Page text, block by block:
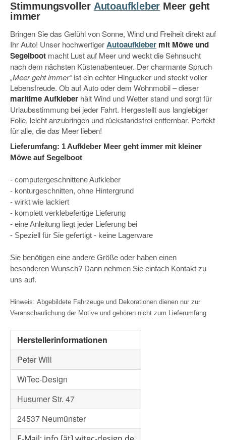
Stimmungsvoller Autoaufkleber Meer geht
immer
Bringen Sie das Gefühl von Sonne, Wind und Freiheit direkt auf
Ihr Auto! Unser hochwertigerAutoaufkleber mit Möwe und
Segelboot macht Lust auf Meer und weckt die Sehnsucht
nach dem nächsten Küstenabenteuer. Der charmante Spruch
„Meer geht immer“ist ein echter Hingucker und steckt voller
Lebensfreude. Ob auf Auto oder dem Wohnmobil – dieser
maritime Aufkleber hält Wind und Wetter stand und sorgt für
Urlaubsstimmung bei jeder Fahrt. Hergestellt aus langlebiger
Folie, leicht anzubringen und rückstandsfrei entfernbar. Perfekt
für alle, die das Meer lieben!
Lieferumfang: 1 Aufkleber Meer geht immer mit kleiner
Möwe auf Segelboot
- computergeschnittene Aufkleber
- konturgeschnitten, ohne Hintergrund
- wirkt wie lackiert
- komplett verklebefertige Lieferung
- eine Anleitung liegt jeder Lieferung bei
- Speziell für Sie gefertigt - keine Lagerware
Sie benötigen eine andere Größe oder haben einen
besonderen Wunsch? Dann nehmen Sie einfach Kontakt zu
uns auf.
Hinweis: Abgebildete Fahrzeuge und Dekorationen dienen nur zur
Veranschaulichung der Motive und gehören nicht zum Lieferumfang
Herstellerinformationen
Peter Will
WiTec-Design
Husumer Str. 47
24537 Neumünster